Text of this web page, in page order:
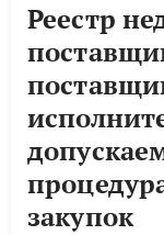
Реестр
закупок